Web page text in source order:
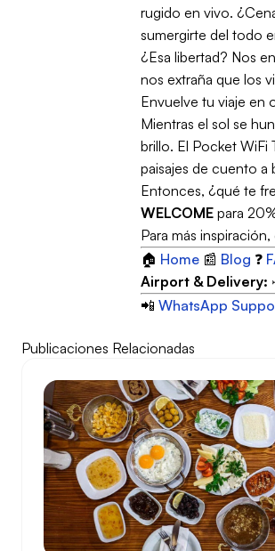
rugido en vivo.
sumergirte del todo
¿Esa libertad? Nos
nos extraña que los
Envuelve tu viaje en
Mientras el sol se
brillo. El Pocket WiFi
paisajes de cuento a
Entonces, ¿qué te
WELCOME para
Para más inspiración,
🏠 Home 📰 Blog ❓
Airport & Delivery:
📲 WhatsApp
Publicaciones Relacionadas